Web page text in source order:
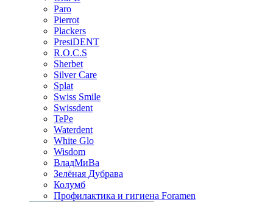
Paro
Pierrot
Plackers
PresiDENT
R.O.C.S
Sherbet
Silver Care
Splat
Swiss Smile
Swissdent
TePe
Waterdent
White Glo
Wisdom
ВладМиВа
Зелёная Дубрава
Колумб
Профилактика и гигиена Foramen